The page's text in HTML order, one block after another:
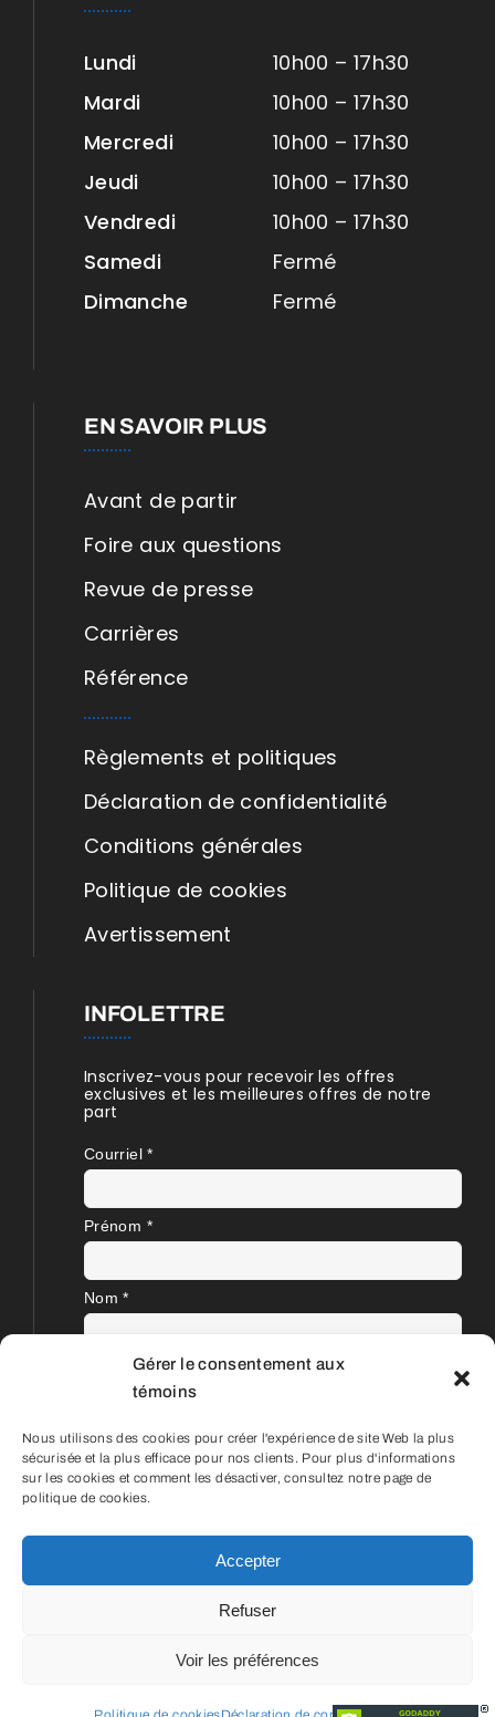
Gérer le consentement aux
témoins
Nous utilisons des cookies pour créer l'expérience de site Web la plus
sécurisée et la plus efficace pour nos clients. Pour plus d'informations
sur les cookies et comment les désactiver, consultez notre page de
politique de cookies.
Accepter
Refuser
Voir les préférences
Lundi
Mardi
Mercredi
Jeudi
Vendredi
Samedi
Dimanche
10h00 – 17h30
10h00 – 17h30
10h00 – 17h30
10h00 – 17h30
10h00 – 17h30
Fermé
Fermé
EN SAVOIR PLUS
Avant de partir
Foire aux questions
Revue de presse
Carrières
Référence
Règlements et politiques
Déclaration de confidentialité
Conditions générales
Politique de cookies
Avertissement
INFOLETTRE
Inscrivez-vous pour recevoir les offres
exclusives et les meilleures offres de notre
part
Courriel*
Prénom *
Nom*
702340 | Conception Web et SEO